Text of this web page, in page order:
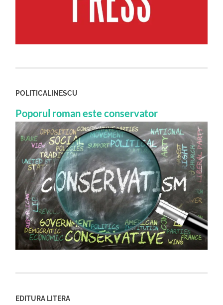
POLITICALINESCU
Poporul roman este conservator
EDITURA LITERA